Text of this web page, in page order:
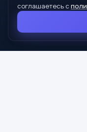
624800, Свердловская
8 (34373) 4-33-85
соглашаетесь с